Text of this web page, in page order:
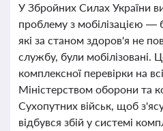
У Збройних Силах України
проблему з мобілізацією —
які за станом здоров'я не
службу, були мобілізовані.
комплексної перевірки на
Міністерством оборони та
Сухопутних військ, щоб
відбувся збій у системі